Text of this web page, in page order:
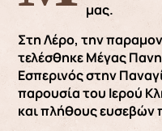
μας.
Στη Λέρο, την
τελέσθηκε Μέγας
Εσπερινός στην
παρουσία του Ιερού
και πλήθους ευσεβών